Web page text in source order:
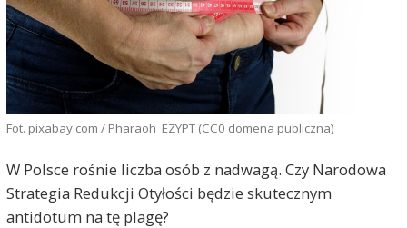
Fot. pixabay.com / Pharaoh_EZYPT (CC0 domena publiczna)
W Polsce rośnie liczba osób z nadwagą. Czy Narodowa
Strategia Redukcji Otyłości będzie skutecznym
antidotum na tę plagę?